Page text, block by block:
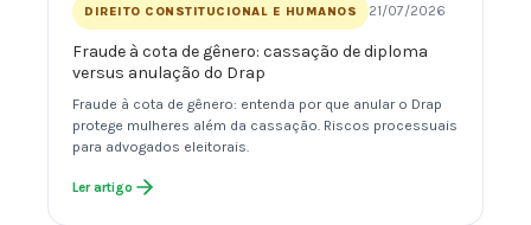
DIREITO CONSTITUCIONAL E HUMANOS 21/07/2026
Fraude à cota de gênero: cassação de diploma
versus anulação do Drap
Fraude à cota de gênero: entenda por que anular o Drap
protege mulheres além da cassação. Riscos processuais
para advogados eleitorais.
Ler artigo